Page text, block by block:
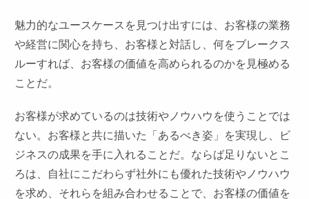
魅力的なユースケースを見つけ出すには、お客様の業務
や経営に関心を持ち、お客様と対話し、何をブレークス
ルーすれば、お客様の価値を高められるのかを見極める
ことだ。
お客様が求めているのは技術やノウハウを使うことでは
ない。お客様と共に描いた「あるべき姿」を実現し、ビ
ジネスの成果を手に入れることだ。ならば足りないとこ
ろは、自社にこだわらず社外にも優れた技術やノウハウ
を求め、それらを組み合わせることで、お客様の価値を